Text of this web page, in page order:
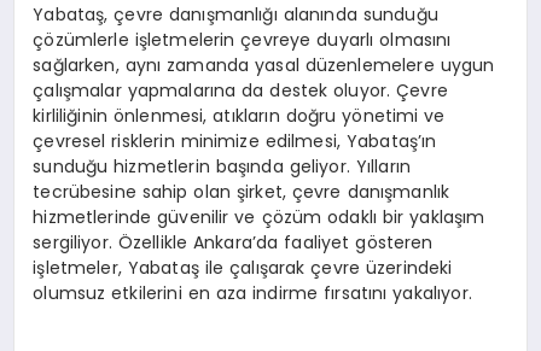
Yabataş, çevre danışmanlığı alanında sunduğu
çözümlerle işletmelerin çevreye duyarlı olmasını
sağlarken, aynı zamanda yasal düzenlemelere uygun
çalışmalar yapmalarına da destek oluyor. Çevre
kirliliğinin önlenmesi, atıkların doğru yönetimi ve
çevresel risklerin minimize edilmesi, Yabataş’ın
sunduğu hizmetlerin başında geliyor. Yılların
tecrübesine sahip olan şirket, çevre danışmanlık
hizmetlerinde güvenilir ve çözüm odaklı bir yaklaşım
sergiliyor. Özellikle Ankara’da faaliyet gösteren
işletmeler, Yabataş ile çalışarak çevre üzerindeki
olumsuz etkilerini en aza indirme fırsatını yakalıyor.